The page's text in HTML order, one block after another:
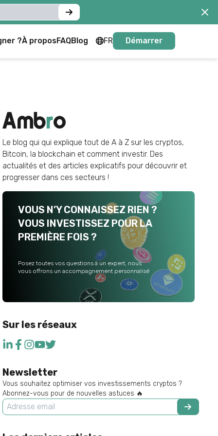
?À proposFAQBlog FR
FR
Démarrer
Le blog qui qui explique tout de A à Z sur les cryptos,
Bitcoin, la blockchain et comment investir. Des
actualités et des articles explicatifs pour découvrir et
progresser dans ces secteurs !
VOUS N’Y CONNAISSEZ RIEN ?
VOUS INVESTISSEZ POUR LA
PREMIÈRE FOIS ?
Posez toutes vos questions à un expert, nous
vous offrons un accompagnement personnalisé
Sur les réseaux
Newsletter
Vous souhaitez optimiser vos investissements cryptos ?
Abonnez-vous pour de nouvelles astuces 🔥